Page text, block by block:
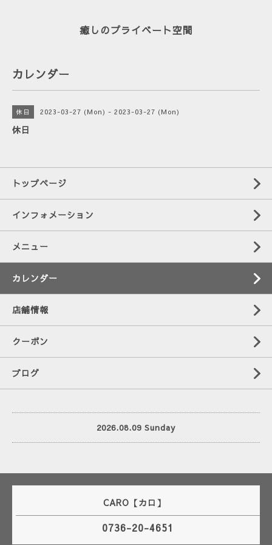
癒しのプライベート空間
カレンダー
休日 2023-03-27 (Mon) - 2023-03-27 (Mon)
休日
トップページ
インフォメーション
メニュー
カレンダー
店舗情報
クーポン
ブログ
2026.08.09 Sunday
CARO【カロ】
0736-20-4651